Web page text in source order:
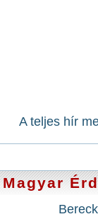
A teljes hír
Magyar